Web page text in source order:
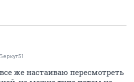
Беркут51
же настаиваю пересмотреть